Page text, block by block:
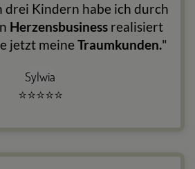
drei Kindern habe ich durch
Herzensbusinessrealisiert
jetzt meine Traumkunden."
Sylwia
⭐⭐⭐⭐⭐